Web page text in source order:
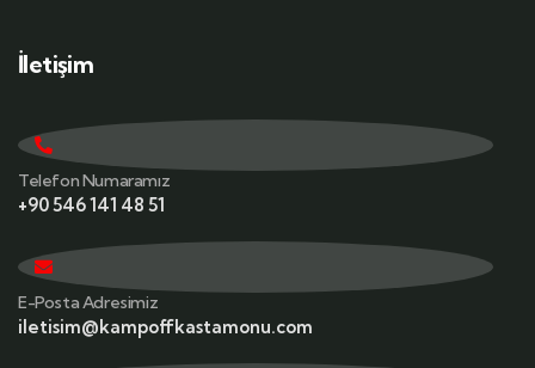
İletişim
Telefon Numaramız
+90 546 141 48 51
E-Posta Adresimiz
iletisim@kampoffkastamonu.com